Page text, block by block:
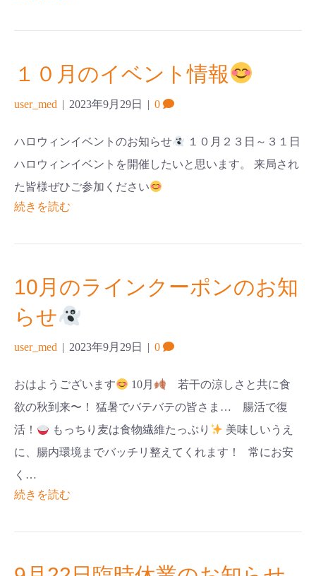
１０月のイベント情報
user_med | 2023年9月29日 | 0
ハロウィンイベントのお知らせ
１０月２３日～３１日
ハロウィンイベントを開催したいと思います。 来局され
た皆様ぜひご参加ください
続きを読む
10月のラインクーポンのお知
らせ
user_med | 2023年9月29日 | 0
おはようございます 10月
若干の涼しさと共に食
欲の秋到来〜！ 猛暑でバテバテの皆さま… 腸活で復
活！
もっちり麦は食物繊維たっぷり
美味しいうえ
に、腸内環境までバッチリ整えてくれます！ 常にお安
く…
続きを読む